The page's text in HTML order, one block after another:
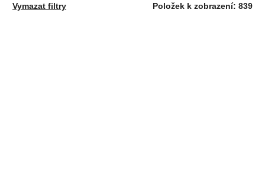
Vymazat filtry Položek k zobrazení: 839